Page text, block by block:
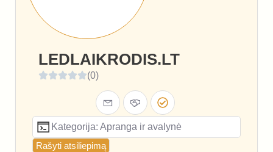
LEDLAIKRODIS.LT
(0)
Kategorija: Apranga ir avalynė
Rašyti atsiliepimą